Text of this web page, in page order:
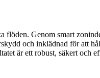
flöden. Genom smart
och inklädnad för att
är ett robust, säkert och